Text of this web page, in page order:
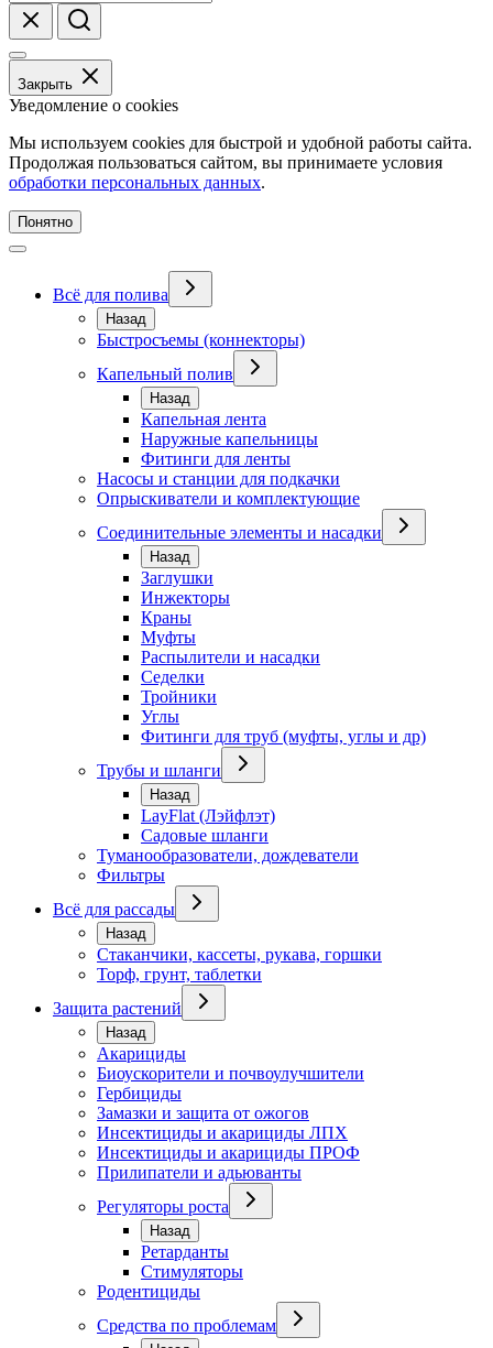
Закрыть
Уведомление о cookies
Мы используем cookies для быстрой и удобной работы сайта.
Продолжая пользоваться сайтом, вы принимаете условия
обработки персональных данных.
Понятно
Всё для полива
Назад
Быстросъемы (коннекторы)
Капельный полив
Назад
Капельная лента
Наружные капельницы
Фитинги для ленты
Насосы и станции для подкачки
Опрыскиватели и комплектующие
Соединительные элементы и насадки
Назад
Заглушки
Инжекторы
Краны
Муфты
Распылители и насадки
Седелки
Тройники
Углы
Фитинги для труб (муфты, углы и др)
Трубы и шланги
Назад
LayFlat (Лэйфлэт)
Садовые шланги
Туманообразователи, дождеватели
Фильтры
Всё для рассады
Назад
Стаканчики, кассеты, рукава, горшки
Торф, грунт, таблетки
Защита растений
Назад
Акарициды
Биоускорители и почвоулучшители
Гербициды
Замазки и защита от ожогов
Инсектициды и акарициды ЛПХ
Инсектициды и акарициды ПРОФ
Прилипатели и адьюванты
Регуляторы роста
Назад
Ретарданты
Стимуляторы
Родентициды
Средства по проблемам